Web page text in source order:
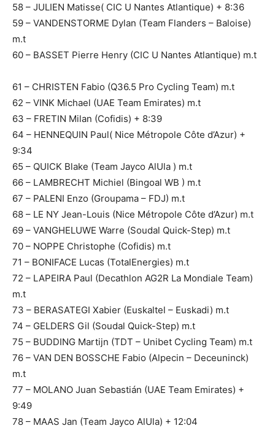
58 – JULIEN Matisse( CIC U Nantes Atlantique) + 8:36
59 – VANDENSTORME Dylan (Team Flanders – Baloise)
m.t
60 – BASSET Pierre Henry (CIC U Nantes Atlantique) m.t
61 – CHRISTEN Fabio (Q36.5 Pro Cycling Team) m.t
62 – VINK Michael (UAE Team Emirates) m.t
63 – FRETIN Milan (Cofidis) + 8:39
64 – HENNEQUIN Paul( Nice Métropole Côte d’Azur) +
9:34
65 – QUICK Blake (Team Jayco AlUla ) m.t
66 – LAMBRECHT Michiel (Bingoal WB ) m.t
67 – PALENI Enzo (Groupama – FDJ) m.t
68 – LE NY Jean-Louis (Nice Métropole Côte d’Azur) m.t
69 – VANGHELUWE Warre (Soudal Quick-Step) m.t
70 – NOPPE Christophe (Cofidis) m.t
71 – BONIFACE Lucas (TotalEnergies) m.t
72 – LAPEIRA Paul (Decathlon AG2R La Mondiale Team)
m.t
73 – BERASATEGI Xabier (Euskaltel – Euskadi) m.t
74 – GELDERS Gil (Soudal Quick-Step) m.t
75 – BUDDING Martijn (TDT – Unibet Cycling Team) m.t
76 – VAN DEN BOSSCHE Fabio (Alpecin – Deceuninck)
m.t
77 – MOLANO Juan Sebastián (UAE Team Emirates) +
9:49
78 – MAAS Jan (Team Jayco AlUla) + 12:04